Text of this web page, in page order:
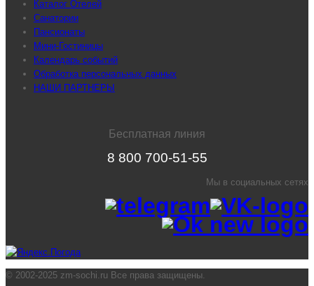
Каталог Отелей
Санатории
Пансионаты
Мини-Гостиницы
Календарь событий
Обработка персональных данных
НАШИ ПАРТНЕРЫ
Бесплатная линия
8 800 700-51-55
Мы в социальных сетях
© 2002-2025 zm-sochi.ru Все права защищены.